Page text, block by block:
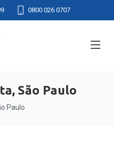
0800 026 0707
São Paulo
Paulo